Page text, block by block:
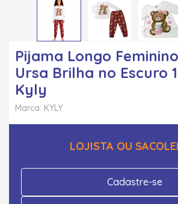
Pijama Longo
Ursa Brilha no Escuro
Kyly
Marca: KYLY
LOJISTA OU
Cadastre-se